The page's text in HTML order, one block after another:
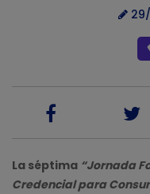
29/
La séptima “Jornada
Credencial para